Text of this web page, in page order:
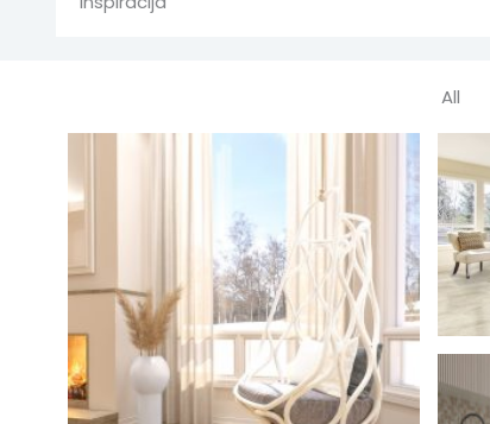
All